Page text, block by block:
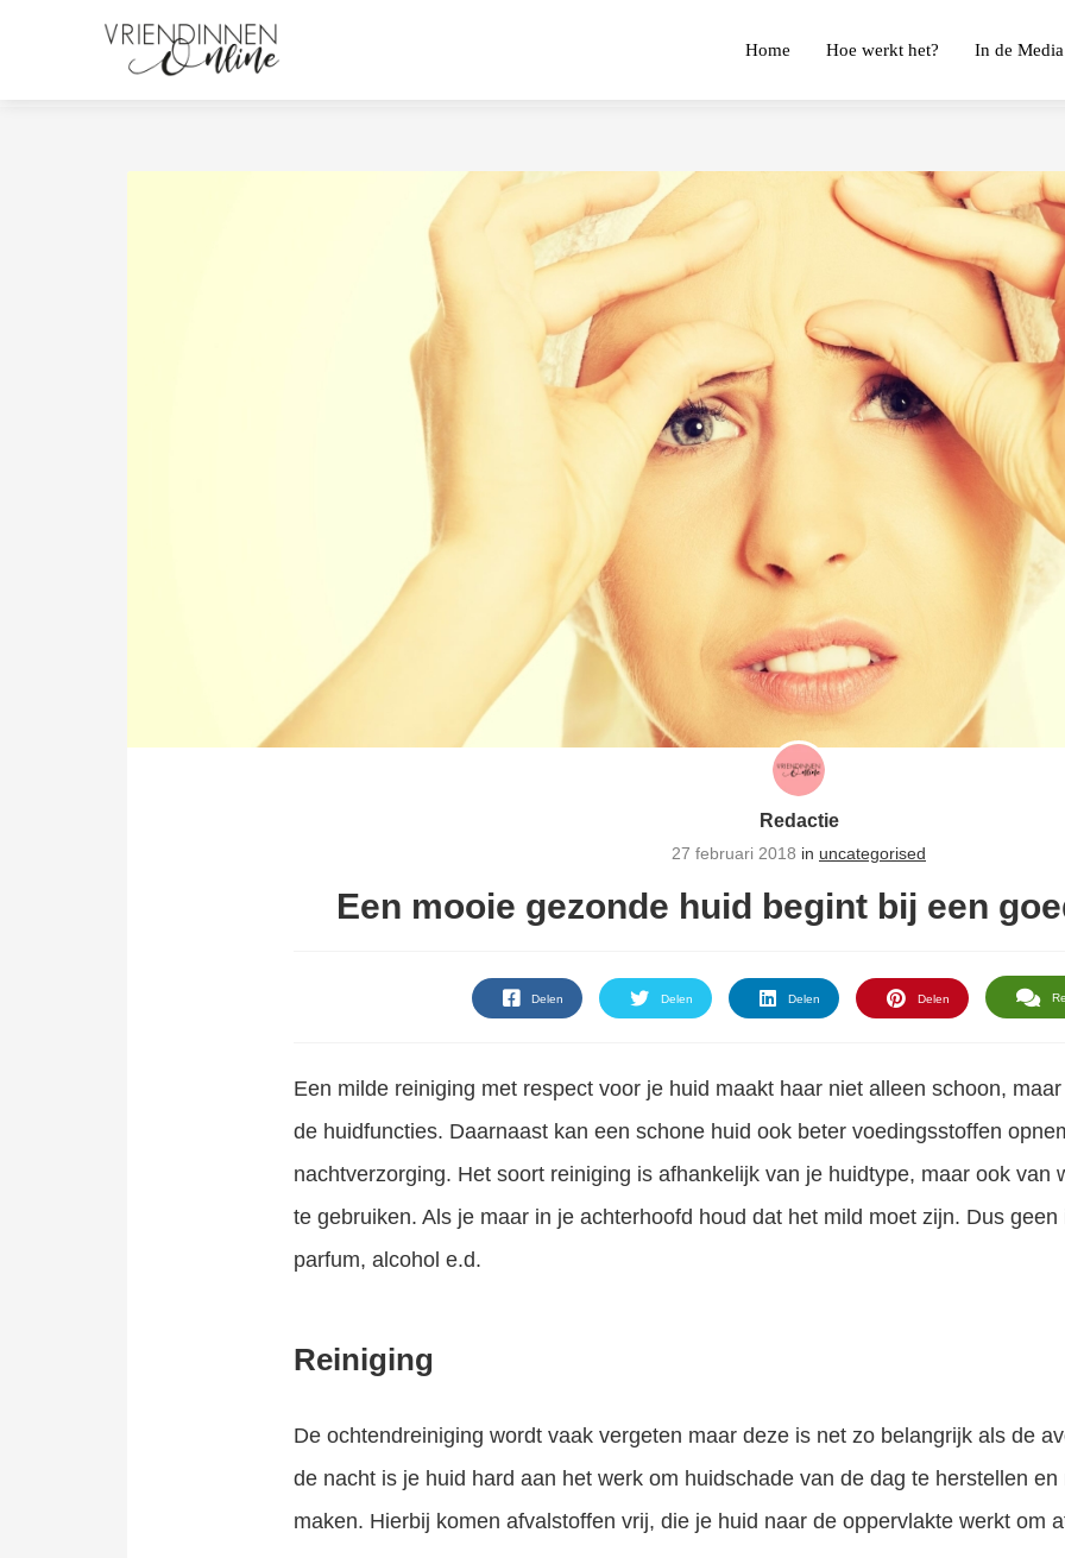
Home Hoe werkt het? In de Media
Redactie
27 februari 2018 in uncategorised
Een mooie gezonde huid begint bij een
Delen Delen Delen Delen
Een milde reiniging met respect voor je huid maakt haar niet alleen schoon,
de huidfuncties. Daarnaast kan een schone huid ook beter voedingsstoffen
nachtverzorging. Het soort reiniging is afhankelijk van je huidtype, maar ook van
te gebruiken. Als je maar in je achterhoofd houd dat het mild moet zijn. Dus
parfum, alcohol e.d.
Reiniging
De ochtendreiniging wordt vaak vergeten maar deze is net zo belangrijk als de
de nacht is je huid hard aan het werk om huidschade van de dag te herstellen
maken. Hierbij komen afvalstoffen vrij, die je huid naar de oppervlakte werkt om